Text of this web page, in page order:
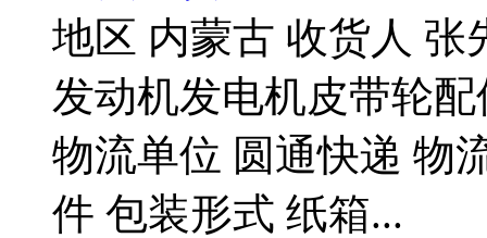
地区 内蒙古 收货人 张
发动机发电机皮带轮
物流单位 圆通快递 物
件 包装形式 纸箱...